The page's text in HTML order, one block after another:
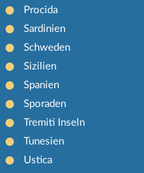
Procida
Sardinien
Schweden
Sizilien
Spanien
Sporaden
Tremiti Inseln
Tunesien
Ustica